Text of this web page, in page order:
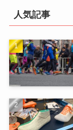
人気記事